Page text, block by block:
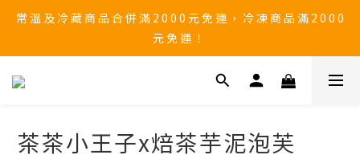
🚨 中秋檔期 9/1~9/25 黑貓物流 「無法保證到貨日配達」 ，有送
禮需求，請務必自行提前到貨日。
常 溫 及 冷 藏 商 品 合 併 滿 2 0 0 0 元 免 運 ， 冷 凍 商 品 滿 2 0 0 0
元 免 運 ！
⚠ 防詐騙提醒！勿透過臉書一頁式網站購物，不要點選來路不明
🚨 中秋檔期 9/1~9/25 黑貓物流 「無法保證到貨日配達」 ，有送
禮需求，請務必自行提前到貨日。
茶茶小王子x焙茶芋泥泡芙